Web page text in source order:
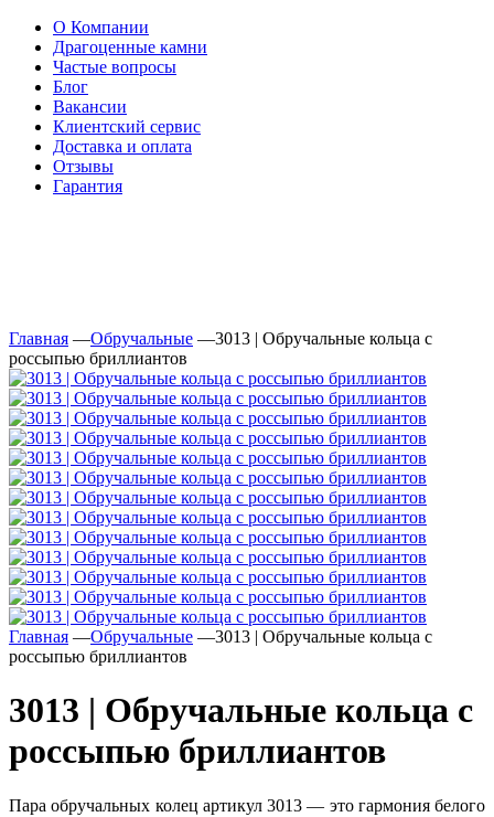
О Компании
Драгоценные камни
Частые вопросы
Блог
Вакансии
Клиентский сервис
Доставка и оплата
Отзывы
Гарантия
Главная —Обручальные —3013 | Обручальные кольца с
россыпью бриллиантов
Главная —Обручальные —3013 | Обручальные кольца с
россыпью бриллиантов
3013 | Обручальные кольца с
россыпью бриллиантов
Пара обручальных колец артикул 3013 — это гармония белого